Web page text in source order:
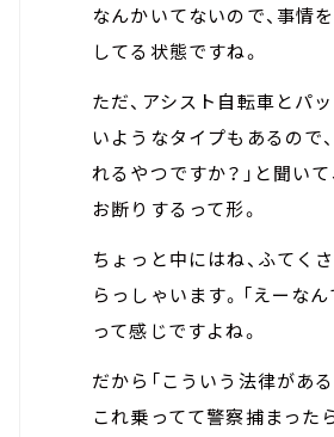
なんかいてないので、事情
してる状態ですね。
ただ、アシスト自転車とパ
いようなタイプもあるので
れるやつですか？」と聞い
お断りするって形。
ちょっと中にはね、ふてく
らっしゃいます。「えーなん
って感じですよね。
だから「こういう法律があ
これ乗ってて警察捕まった